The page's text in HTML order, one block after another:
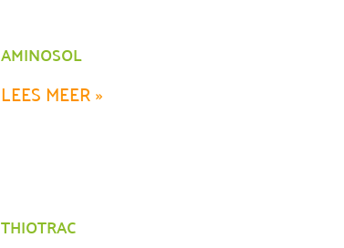
AMINOSOL
LEES MEER »
THIOTRAC